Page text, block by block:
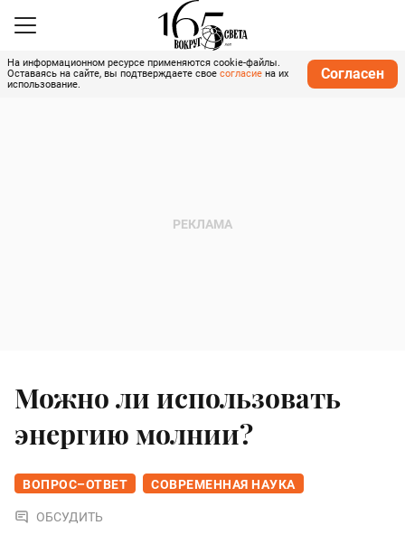
На информационном ресурсе применяются cookie-файлы.
Оставаясь на сайте, вы подтверждаете свое согласие на их
использование.
Согласен
Можно ли использовать
энергию молнии?
ВОПРОС–ОТВЕТ СОВРЕМЕННАЯ НАУКА
ОБСУДИТЬ